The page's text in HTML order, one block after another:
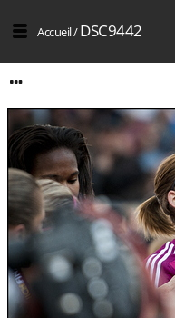
Accueil/DSC9442